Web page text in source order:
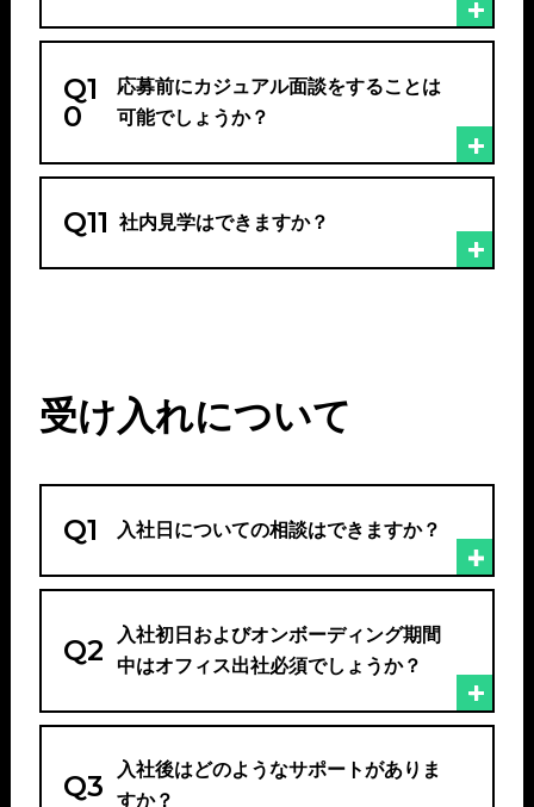
Q1
0
応募前にカジュアル面談をすることは
可能でしょうか？
Q11 社内見学はできますか？
受け入れについて
Q1 入社日についての相談はできますか？
Q2
入社初日およびオンボーディング期間
中はオフィス出社必須でしょうか？
Q3
入社後はどのようなサポートがありま
すか？